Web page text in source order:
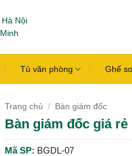
Nội
Tủ văn phòng Ghế
Trang chủ / Bàn giám đốc
Bàn giám đốc giá rẻ
Mã SP: BGDL-07